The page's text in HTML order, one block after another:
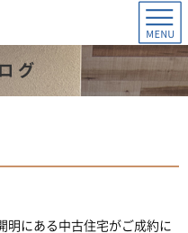
グ
明にある中古住宅がご成約に